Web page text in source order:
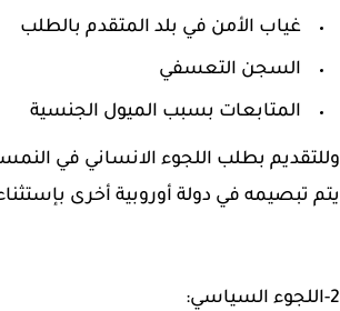
غياب الأمن في بلد المتقدم بالطلب
السجن التعسفي
المتابعات بسبب الميول الجنسية
وللتقديم بطلب اللجوء الانساني في
يتم تبصيمه في دولة أوروبية أخرى
2-اللجوء السياسي: